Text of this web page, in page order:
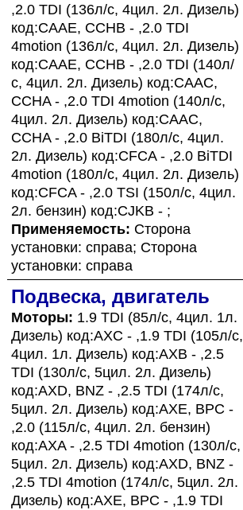
,2.0 TDI (136л/с, 4цил. 2л. Дизель)
код:CAAE, CCHB - ,2.0 TDI
4motion (136л/с, 4цил. 2л. Дизель)
код:CAAE, CCHB - ,2.0 TDI (140л/
с, 4цил. 2л. Дизель) код:CAAC,
CCHA - ,2.0 TDI 4motion (140л/с,
4цил. 2л. Дизель) код:CAAC,
CCHA - ,2.0 BiTDI (180л/с, 4цил.
2л. Дизель) код:CFCA - ,2.0 BiTDI
4motion (180л/с, 4цил. 2л. Дизель)
код:CFCA - ,2.0 TSI (150л/с, 4цил.
2л. бензин) код:CJKB - ;
Применяемость: Сторона
установки: справа; Сторона
установки: справа
Подвеска, двигатель
Моторы: 1.9 TDI (85л/с, 4цил. 1л.
Дизель) код:AXC - ,1.9 TDI (105л/с,
4цил. 1л. Дизель) код:AXB - ,2.5
TDI (130л/с, 5цил. 2л. Дизель)
код:AXD, BNZ - ,2.5 TDI (174л/с,
5цил. 2л. Дизель) код:AXE, BPC -
,2.0 (115л/с, 4цил. 2л. бензин)
код:AXA - ,2.5 TDI 4motion (130л/с,
5цил. 2л. Дизель) код:AXD, BNZ -
,2.5 TDI 4motion (174л/с, 5цил. 2л.
Дизель) код:AXE, BPC - ,1.9 TDI